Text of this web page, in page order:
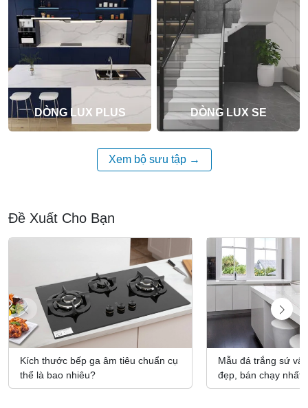
DÒNG LUX PLUS DÒNG LUX SE
Xem bộ sưu tập
Đề Xuất Cho Bạn
Kích thước bếp ga âm tiêu chuẩn cụ
thể là bao nhiêu?
Mẫu đá trắng sứ
đẹp, bán chạy nhất